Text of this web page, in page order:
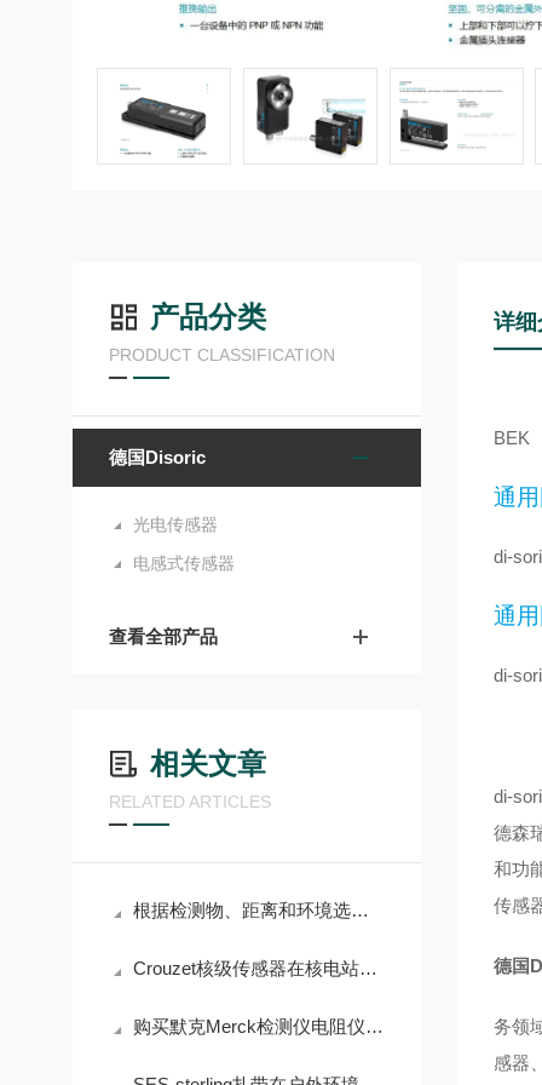
产品分类
PRODUCT CLASSIFICATION
德国Disoric
光电传感器
电感式传感器
查看全部产品
相关文章
RELATED ARTICLES
根据检测物、距离和环境选择Di-soric光电传感器的指南
Crouzet核级传感器在核电站安全系统中的5大核心应用
购买默克Merck检测仪电阻仪前必须了解的术语解析
详细
BEK
通
di-
通
di-
di-
德森
和功
传感
德国
务领
感器